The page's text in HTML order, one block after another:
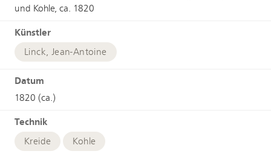
und Kohle, ca. 1820
Künstler
Linck, Jean-Antoine
Datum
1820 (ca.)
Technik
Kreide Kohle